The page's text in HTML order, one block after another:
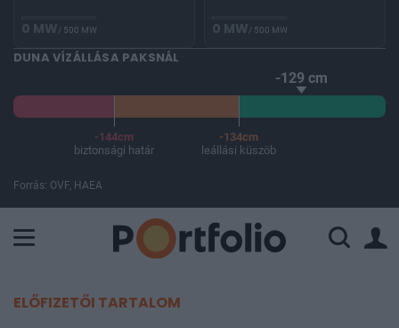
0 MW/ 500 MW 0 MW/ 500 MW
DUNA VÍZÁLLÁSA PAKSNÁL
-129 cm
-144cm
biztonsági határ
-134cm
leállási küszöb
Forrás: OVF, HAEA
ELŐFIZETŐI TARTALOM